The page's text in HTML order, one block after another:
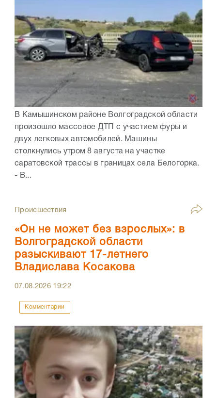
В Камышинском районе Волгоградской области
произошло массовое ДТП с участием фуры и
двух легковых автомобилей. Машины
столкнулись утром 8 августа на участке
саратовской трассы в границах села Белогорка.
- В...
Происшествия
«Он не может без взрослых»: в
Волгоградской области
разыскивают 17-летнего
Владислава Косакова
07.08.2026 19:22
Комментарии